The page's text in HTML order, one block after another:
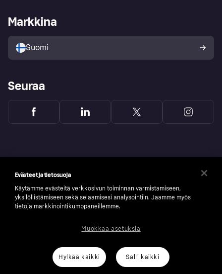
Tutustu kauppoihin
Ostajan turva
Kirjaudu sisään yrityksenä
Markkina
Suomi
Seuraa
number: 556737-0431
Klarnan evästeselosteKlarna.com
Evästeet ja tietosuoja
Käytämme evästeitä verkkosivun toiminnan varmistamiseen,
yksilöllistämiseen sekä selaamisesi analysointiin. Jaamme myös
tietoja markkinointikumppaneillemme.
Hylkää kaikki Salli kaikki
Muokkaa asetuksia